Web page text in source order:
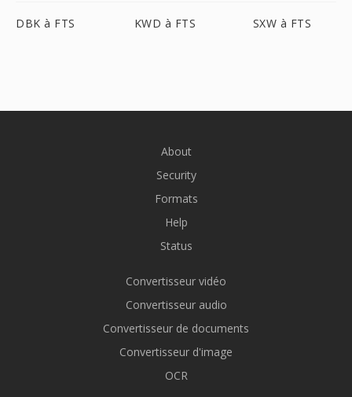
DBK à FTS KWD à FTS SXW à FTS
About
Security
Formats
Help
Status
Convertisseur vidéo
Convertisseur audio
Convertisseur de documents
Convertisseur d'image
OCR